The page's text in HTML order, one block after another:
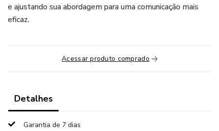
e ajustando sua abordagem para uma comunicação mais
eficaz.
Acessar produto comprado
Detalhes
Garantia de 7 dias